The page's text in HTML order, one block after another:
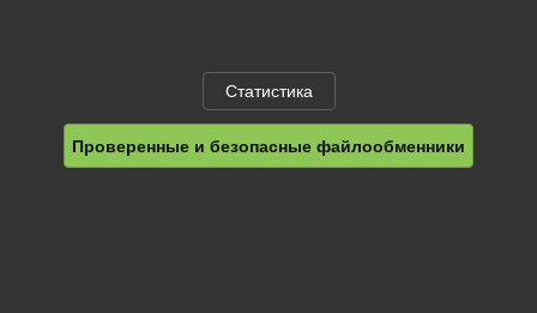
Статистика
Проверенные и безопасные файлообменники